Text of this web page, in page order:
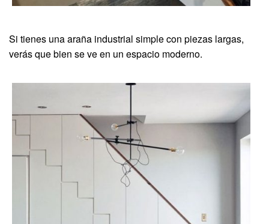
Si tienes una araña industrial simple con piezas largas,
verás que bien se ve en un espacio moderno.